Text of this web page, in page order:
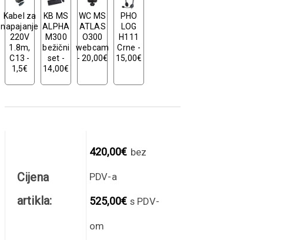
Kabel za
napajanje
220V
1.8m,
C13 -
1,5€
KB MS
ALPHA
M300
bežični
set -
14,00€
WC MS
ATLAS
O300
webcam
- 20,00€
PHO
LOG
H111
Crne -
15,00€
Cijena
artikla:
420,00€ bez
PDV-a
525,00€ s PDV-
om